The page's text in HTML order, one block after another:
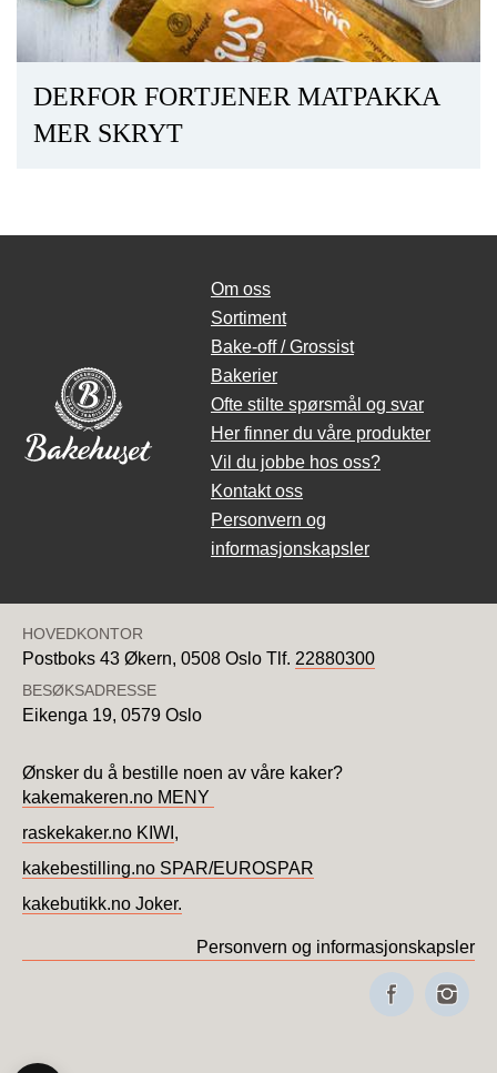
DERFOR FORTJENER MATPAKKA
MER SKRYT
Om oss
Sortiment
Bake-off / Grossist
Bakerier
Ofte stilte spørsmål og svar
Her finner du våre produkter
Vil du jobbe hos oss?
Kontakt oss
Personvern og
informasjonskapsler
HOVEDKONTOR
Postboks 43 Økern, 0508 Oslo Tlf. 22880300
BESØKSADRESSE
Eikenga 19, 0579 Oslo
Ønsker du å bestille noen av våre kaker?
kakemakeren.no MENY
raskekaker.no KIWI ,
kakebestilling.no SPAR/EUROSPAR
kakebutikk.no Joker.
Personvern og informasjonskapsler